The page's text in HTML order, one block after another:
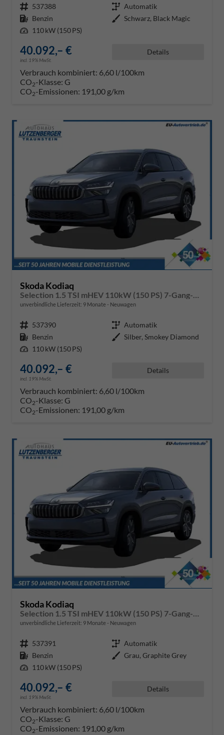
Fahrzeugnr. 537388 Getriebe Automatik
Kraftstoff Benzin Außenfarbe Schwarz, Black Magic
Leistung 110 kW (150 PS)
40.092,– €
incl. 19% MwSt.
Details
Verbrauch kombiniert: 6,60 l/100km
CO2-Klasse: G
CO2-Emissionen: 191,00 g/km
Skoda Kodiaq
unverbindliche Lieferzeit: 9 Monate Neuwagen
Fahrzeugnr. 537390 Getriebe Automatik
Kraftstoff Benzin Außenfarbe Silber, Smokey Diamond
Leistung 110 kW (150 PS)
40.092,– €
incl. 19% MwSt.
Details
Verbrauch kombiniert: 6,60 l/100km
CO2-Klasse: G
CO2-Emissionen: 191,00 g/km
Skoda Kodiaq
unverbindliche Lieferzeit: 9 Monate Neuwagen
Fahrzeugnr. 537391 Getriebe Automatik
Kraftstoff Benzin Außenfarbe Grau, Graphite Grey
Leistung 110 kW (150 PS)
40.092,– €
incl. 19% MwSt.
Details
Verbrauch kombiniert: 6,60 l/100km
CO2-Klasse: G
CO2-Emissionen: 191,00 g/km